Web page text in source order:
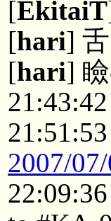
[EkitaiT
[hari] 舌
[hari]
2007/